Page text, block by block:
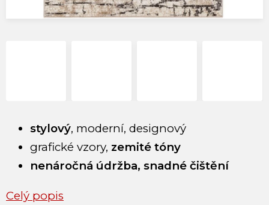
stylový, moderní, designový
grafické vzory, zemité tóny
nenáročná údržba, snadné čištění
Celý popis